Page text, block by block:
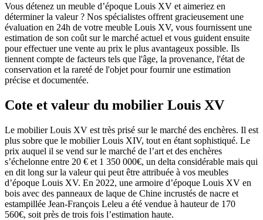
Vous détenez un meuble d’époque Louis XV et aimeriez en
déterminer la valeur ? Nos spécialistes offrent gracieusement une
évaluation en 24h de votre meuble Louis XV, vous fournissent une
estimation de son coût sur le marché actuel et vous guident ensuite
pour effectuer une vente au prix le plus avantageux possible. Ils
tiennent compte de facteurs tels que l'âge, la provenance, l'état de
conservation et la rareté de l'objet pour fournir une estimation
précise et documentée.
Cote et valeur du mobilier Louis XV
Le mobilier Louis XV est très prisé sur le marché des enchères. Il est
plus sobre que le mobilier Louis XIV, tout en étant sophistiqué. Le
prix auquel il se vend sur le marché de l’art et des enchères
s’échelonne entre 20 € et 1 350 000€, un delta considérable mais qui
en dit long sur la valeur qui peut être attribuée à vos meubles
d’époque Louis XV. En 2022, une armoire d’époque Louis XV en
bois avec des panneaux de laque de Chine incrustés de nacre et
estampillée Jean-François Leleu a été vendue à hauteur de 170
560€, soit près de trois fois l’estimation haute.